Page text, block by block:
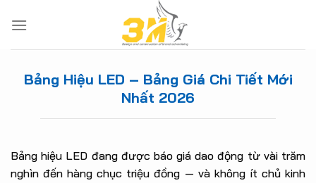
Bảng Hiệu LED – Bảng Giá Chi Tiết Mới
Nhất 2026
Bảng hiệu LED đang được báo giá dao động từ vài trăm
nghìn đến hàng chục triệu đồng — và không ít chủ kinh